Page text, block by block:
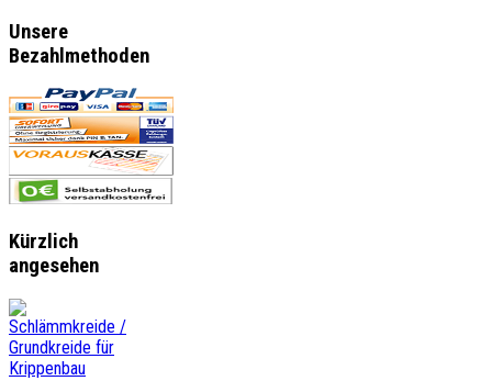
Unsere
Bezahlmethoden
Kürzlich
angesehen